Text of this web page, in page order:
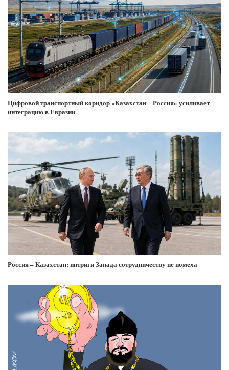
Цифровой транспортный коридор «Казахстан – Россия» усиливает
интеграцию в Евразии
Россия – Казахстан: интриги Запада сотрудничеству не помеха